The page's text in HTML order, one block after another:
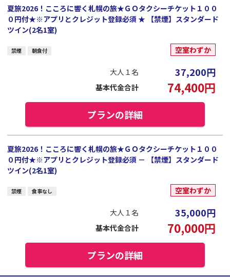
夏旅2026！こころに響く札幌の旅★ＧＯタクシーチケット１００
０円付★※アプリとクレジット登録必須 ★ 【禁煙】スタンダード
ツイン(2名1室)
禁煙 朝食付 空室わずか
大人１名 37,200円
基本代金合計 74,400円
プランの詳細
夏旅2026！こころに響く札幌の旅★ＧＯタクシーチケット１００
０円付★※アプリとクレジット登録必須 － 【禁煙】スタンダード
ツイン(2名1室)
禁煙 食事なし 空室わずか
大人１名 35,000円
基本代金合計 70,000円
プランの詳細